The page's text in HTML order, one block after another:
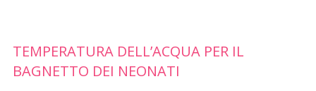
TEMPERATURA DELL’ACQUA PER IL
BAGNETTO DEI NEONATI